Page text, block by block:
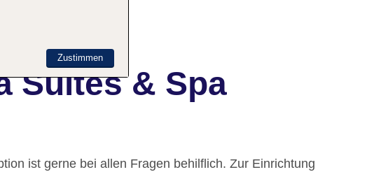
Suites & Spa
ist gerne bei allen Fragen behilflich. Zur Einrichtung
Zustimmen